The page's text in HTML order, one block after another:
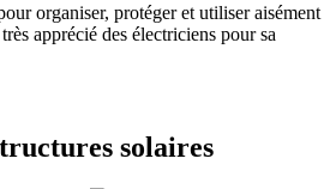
organiser, protéger et utiliser aisément
apprécié des électriciens pour sa
solaires